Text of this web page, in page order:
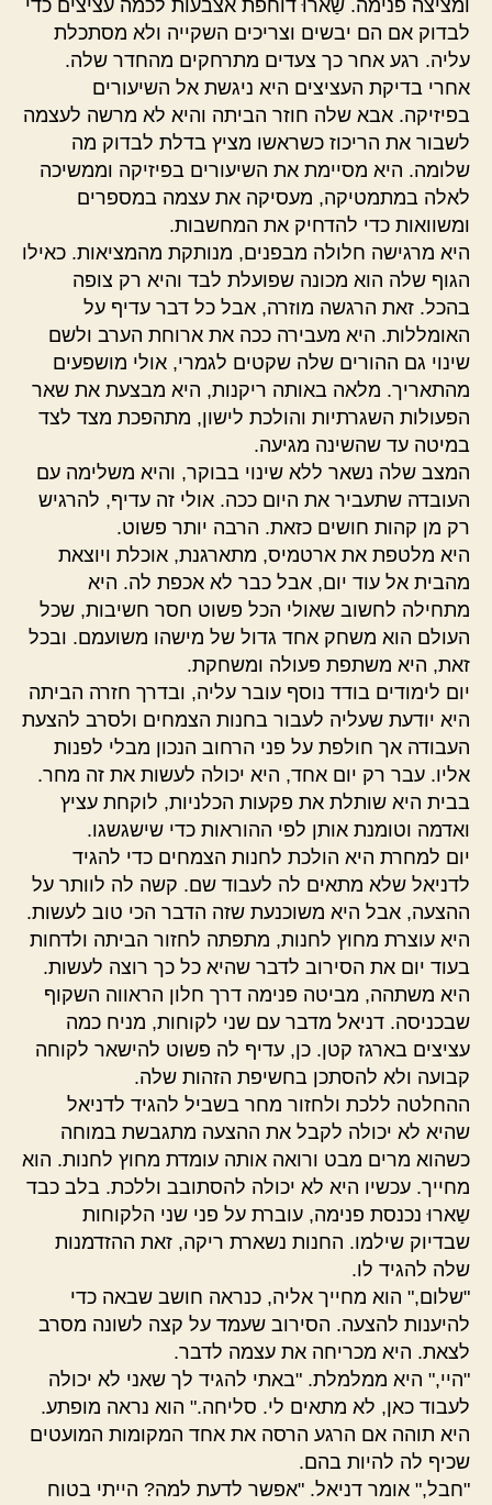
ומציצה פנימה. שַארוּ דוחפת אצבעות לכמה עציצים כדי
לבדוק אם הם יבשים וצריכים השקייה ולא מסתכלת
עליה. רגע אחר כך צעדים מתרחקים מהחדר שלה.
אחרי בדיקת העציצים היא ניגשת אל השיעורים
בפיזיקה. אבא שלה חוזר הביתה והיא לא מרשה לעצמה
לשבור את הריכוז כשראשו מציץ בדלת לבדוק מה
שלומה. היא מסיימת את השיעורים בפיזיקה וממשיכה
לאלה במתמטיקה, מעסיקה את עצמה במספרים
ומשוואות כדי להדחיק את המחשבות.
היא מרגישה חלולה מבפנים, מנותקת מהמציאות. כאילו
הגוף שלה הוא מכונה שפועלת לבד והיא רק צופה
בהכל. זאת הרגשה מוזרה, אבל כל דבר עדיף על
האומללות. היא מעבירה ככה את ארוחת הערב ולשם
שינוי גם ההורים שלה שקטים לגמרי, אולי מושפעים
מהתאריך. מלאה באותה ריקנות, היא מבצעת את שאר
הפעולות השגרתיות והולכת לישון, מתהפכת מצד לצד
במיטה עד שהשינה מגיעה.
המצב שלה נשאר ללא שינוי בבוקר, והיא משלימה עם
העובדה שתעביר את היום ככה. אולי זה עדיף, להרגיש
רק מן קהות חושים כזאת. הרבה יותר פשוט.
היא מלטפת את ארטמיס, מתארגנת, אוכלת ויוצאת
מהבית אל עוד יום, אבל כבר לא אכפת לה. היא
מתחילה לחשוב שאולי הכל פשוט חסר חשיבות, שכל
העולם הוא משחק אחד גדול של מישהו משועמם. ובכל
זאת, היא משתפת פעולה ומשחקת.
יום לימודים בודד נוסף עובר עליה, ובדרך חזרה הביתה
היא יודעת שעליה לעבור בחנות הצמחים ולסרב להצעת
העבודה אך חולפת על פני הרחוב הנכון מבלי לפנות
אליו. עבר רק יום אחד, היא יכולה לעשות את זה מחר.
בבית היא שותלת את פקעות הכלניות, לוקחת עציץ
ואדמה וטומנת אותן לפי ההוראות כדי שישגשגו.
יום למחרת היא הולכת לחנות הצמחים כדי להגיד
לדניאל שלא מתאים לה לעבוד שם. קשה לה לוותר על
ההצעה, אבל היא משוכנעת שזה הדבר הכי טוב לעשות.
היא עוצרת מחוץ לחנות, מתפתה לחזור הביתה ולדחות
בעוד יום את הסירוב לדבר שהיא כל כך רוצה לעשות.
היא משתהה, מביטה פנימה דרך חלון הראווה השקוף
שבכניסה. דניאל מדבר עם שני לקוחות, מניח כמה
עציצים בארגז קטן. כן, עדיף לה פשוט להישאר לקוחה
קבועה ולא להסתכן בחשיפת הזהות שלה.
ההחלטה ללכת ולחזור מחר בשביל להגיד לדניאל
שהיא לא יכולה לקבל את ההצעה מתגבשת במוחה
כשהוא מרים מבט ורואה אותה עומדת מחוץ לחנות. הוא
מחייך. עכשיו היא לא יכולה להסתובב וללכת. בלב כבד
שַארוּ נכנסת פנימה, עוברת על פני שני הלקוחות
שבדיוק שילמו. החנות נשארת ריקה, זאת ההזדמנות
שלה להגיד לו.
"שלום," הוא מחייך אליה, כנראה חושב שבאה כדי
להיענות להצעה. הסירוב שעמד על קצה לשונה מסרב
לצאת. היא מכריחה את עצמה לדבר.
"היי," היא ממלמלת. "באתי להגיד לך שאני לא יכולה
לעבוד כאן, לא מתאים לי. סליחה." הוא נראה מופתע.
היא תוהה אם הרגע הרסה את אחד המקומות המועטים
שכיף לה להיות בהם.
"חבל," אומר דניאל. "אפשר לדעת למה? הייתי בטוח